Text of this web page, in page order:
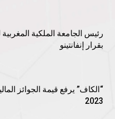
رئيس الجامعة الملكية
بقرار إنفانتينو
“الكاف” يرفع قيمة الجوائز
2023